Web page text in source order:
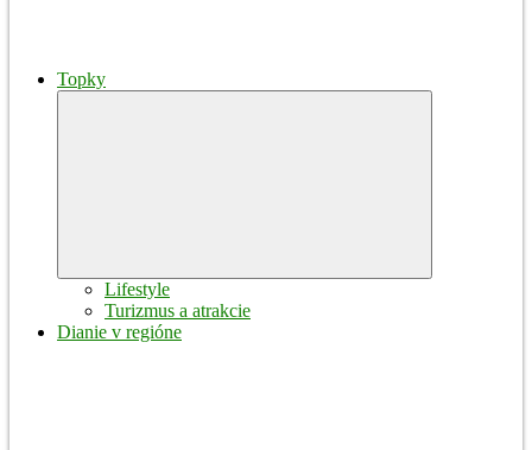
Topky
Lifestyle
Turizmus a atrakcie
Dianie v regióne